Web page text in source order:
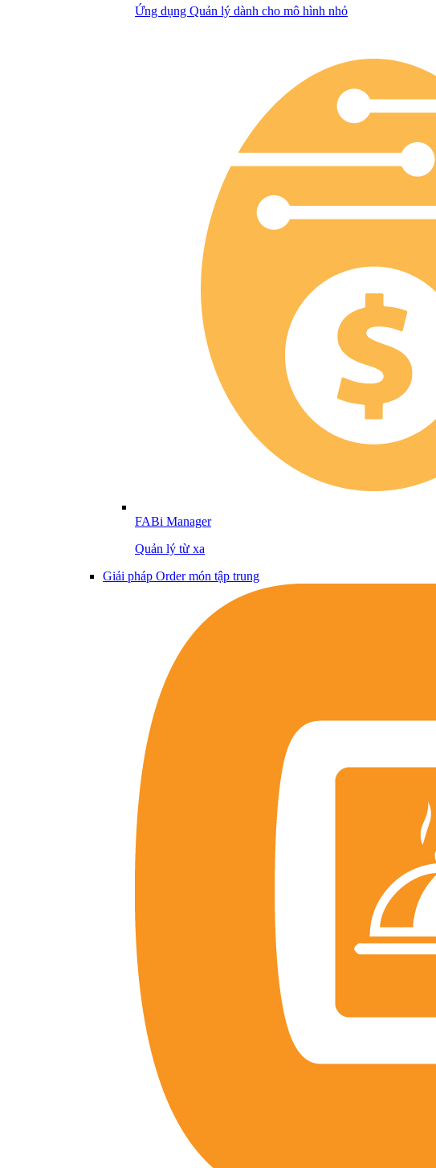
Ứng dụng Quản lý dành cho mô hình nhỏ
FABi Manager
Quản lý từ xa
Giải pháp Order món tập trung